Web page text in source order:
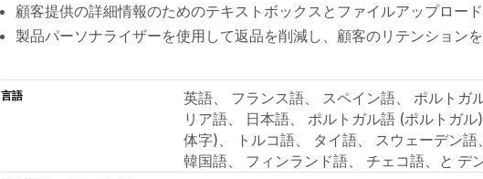
顧客提供の詳細情報のためのテキストボックスとファイルアップロー
製品パーソナライザーを使用して返品を削減し、顧客のリテンション
言語
英語、 フランス語、 スペイン語、 ポルトガ
リア語、 日本語、 ポルトガル語 (ポルトガ
体字)、 トルコ語、 タイ語、 スウェーデン語
韓国語、 フィンランド語、 チェコ語、と デ